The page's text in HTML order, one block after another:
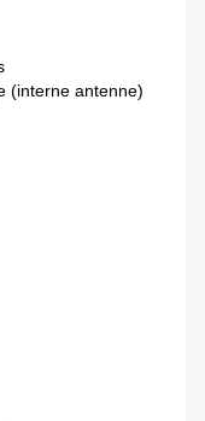
(interne antenne)